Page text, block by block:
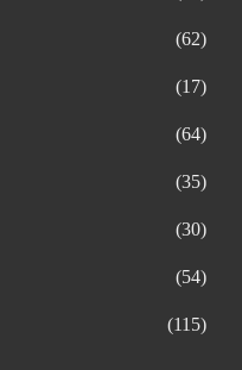
(62)
(17)
(64)
(35)
(30)
(54)
(115)